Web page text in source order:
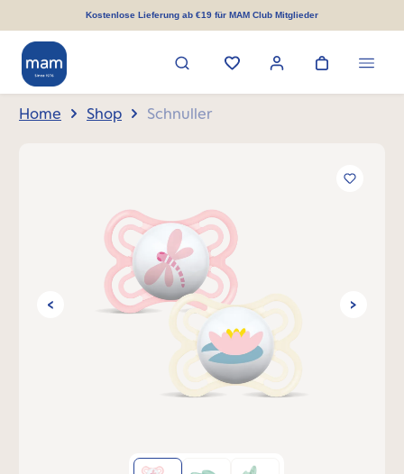
springenKostenlose Lieferung ab €19 für MAM Club Mitglieder
Home Shop Schnuller